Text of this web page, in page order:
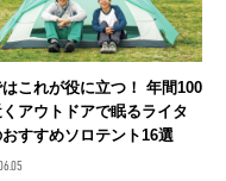
はこれが役に立つ！ 年間100
アウトドアで眠るライタ
おすすめソロテント16選